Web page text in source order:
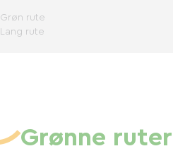
Grøn rute
Lang rute
Grønne